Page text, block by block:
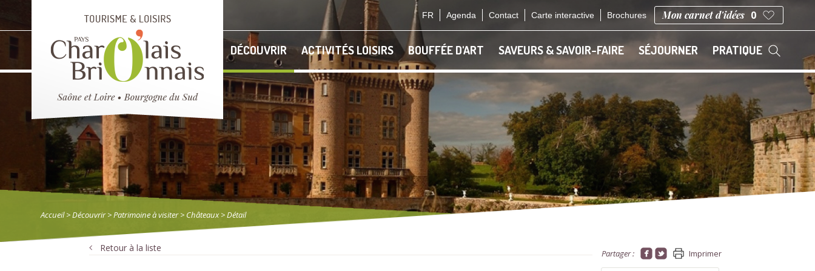
FR Agenda Contact Carte interactive Brochures Mon carnet d'idées 0
DÉCOUVRIR ACTIVITÉS LOISIRS BOUFFÉE D'ART SAVEURS & SAVOIR-FAIRE SÉJOURNER PRATIQUE
Accueil> Découvrir>Patrimoine à visiter> Châteaux> Détail
Retour à la liste Partager : Imprimer